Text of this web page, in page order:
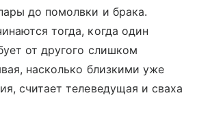
до помолвки и брака.
тогда, когда один
от другого слишком
насколько близкими уже
считает телеведущая и сваха